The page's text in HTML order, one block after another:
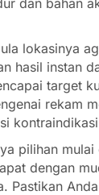
lokasinya
hasil instan
target
rekam
pilihan
dengan
Pastikan